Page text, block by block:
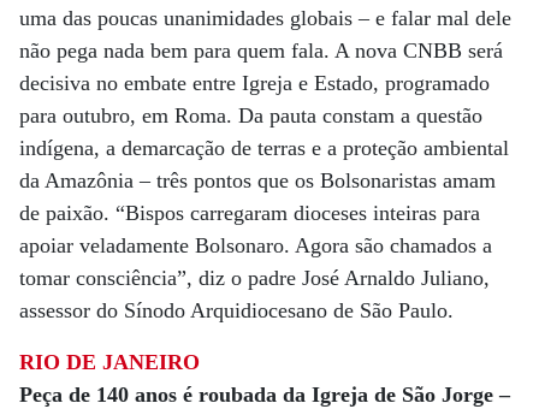
uma das poucas unanimidades globais – e falar mal dele
não pega nada bem para quem fala. A nova CNBB será
decisiva no embate entre Igreja e Estado, programado
para outubro, em Roma. Da pauta constam a questão
indígena, a demarcação de terras e a proteção ambiental
da Amazônia – três pontos que os Bolsonaristas amam
de paixão. “Bispos carregaram dioceses inteiras para
apoiar veladamente Bolsonaro. Agora são chamados a
tomar consciência”, diz o padre José Arnaldo Juliano,
assessor do Sínodo Arquidiocesano de São Paulo.
RIO DE JANEIRO
Peça de 140 anos é roubada da Igreja de São Jorge –